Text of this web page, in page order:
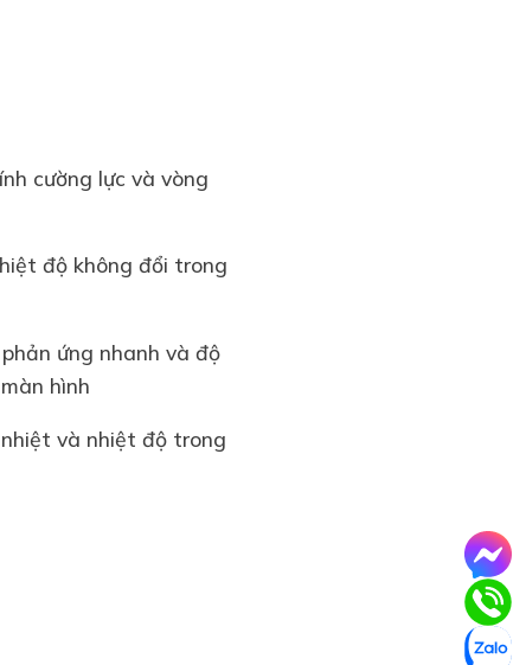
cường lực và vòng
độ không đổi trong
ứng nhanh và độ
hình
và nhiệt độ trong